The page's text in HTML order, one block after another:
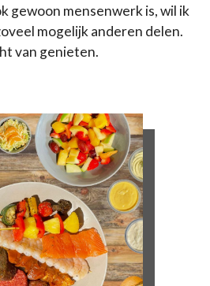
gewoon mensenwerk is, wil ik
mogelijk anderen delen.
van genieten.